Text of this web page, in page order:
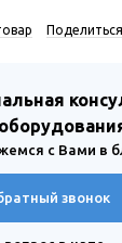
с Вами в
звонок